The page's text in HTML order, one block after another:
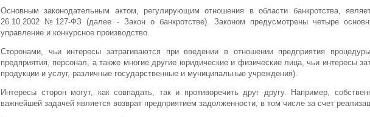
Основным законодательным актом, регулирующим отношения в области банкротства,
26.10.2002 №127-ФЗ (далее - Закон о банкротстве). Законом предусмотрены четыре
управление и конкурсное производство.
Сторонами, чьи интересы затрагиваются при введении в отношении предприятия
предприятия, персонал, а также многие другие юридические и физические лица, чьи интересы
продукции и услуг, различные государственные и муниципальные учреждения).
Интересы сторон могут, как совпадать, так и противоречить друг другу. Например,
важнейшей задачей является возврат предприятием задолженности, в том числе за счет